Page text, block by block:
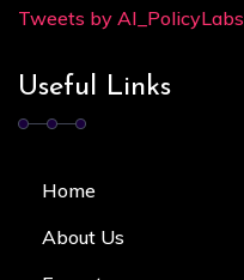
Tweets by AI_PolicyLabs
Useful Links
Home
About Us